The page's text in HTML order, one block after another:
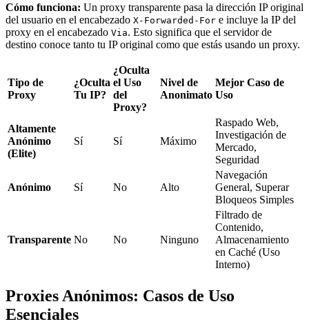
Cómo funciona: Un proxy transparente pasa la dirección IP original
del usuario en el encabezado X-Forwarded-For e incluye la IP del
proxy en el encabezado Via. Esto significa que el servidor de
destino conoce tanto tu IP original como que estás usando un proxy.
Tipo de
Proxy
¿Oculta
Tu IP?
¿Oculta
el Uso
del
Proxy?
Nivel de
Anonimato
Mejor Caso de
Uso
Altamente
Anónimo
(Elite)
Sí Sí Máximo
Raspado Web,
Investigación de
Mercado,
Seguridad
Anónimo Sí No Alto
Navegación
General, Superar
Bloqueos Simples
Transparente No No Ninguno
Filtrado de
Contenido,
Almacenamiento
en Caché (Uso
Interno)
Proxies Anónimos: Casos de Uso
Esenciales